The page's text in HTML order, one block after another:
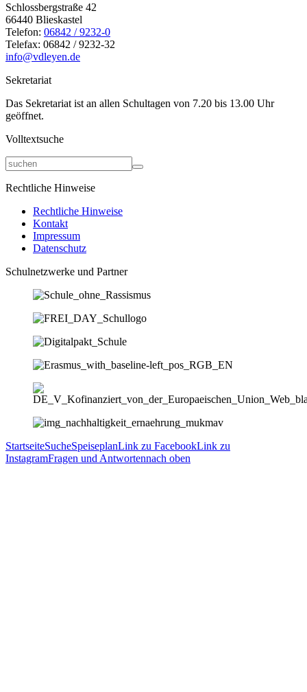
Schlossbergstraße 42
66440 Blieskastel
Telefon: 06842 / 9232-0
Telefax: 06842 / 9232-32
info@vdleyen.de
Sekretariat
Das Sekretariat ist an allen Schultagen von 7.20 bis 13.00 Uhr
geöffnet.
Volltextsuche
Rechtliche Hinweise
Rechtliche Hinweise
Kontakt
Impressum
Datenschutz
Schulnetzwerke und Partner
StartseiteSucheSpeiseplanLink zu FacebookLink zu
InstagramFragen und Antwortennach oben